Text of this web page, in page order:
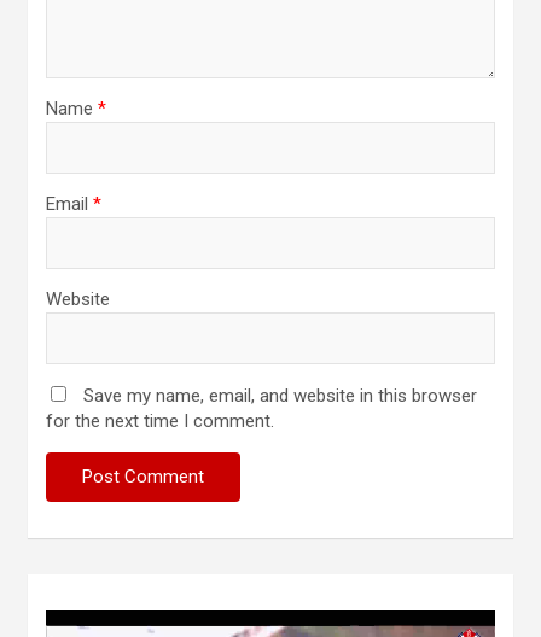
Name *
Email *
Website
Save my name, email, and website in this browser
for the next time I comment.